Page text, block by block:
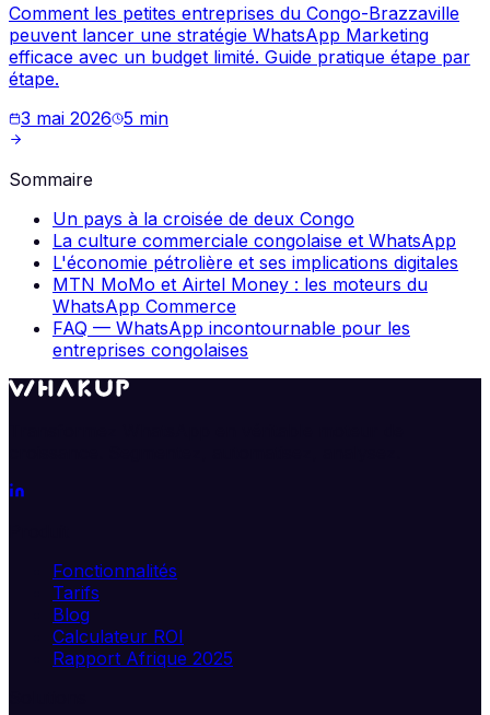
Comment les petites entreprises du Congo-Brazzaville
peuvent lancer une stratégie WhatsApp Marketing
efficace avec un budget limité. Guide pratique étape par
étape.
3 mai 2026 5 min
Sommaire
Un pays à la croisée de deux Congo
La culture commerciale congolaise et WhatsApp
L'économie pétrolière et ses implications digitales
MTN MoMo et Airtel Money : les moteurs du
WhatsApp Commerce
FAQ — WhatsApp incontournable pour les
entreprises congolaises
Fonctionnalités
Tarifs
Blog
Calculateur ROI
Rapport Afrique 2025